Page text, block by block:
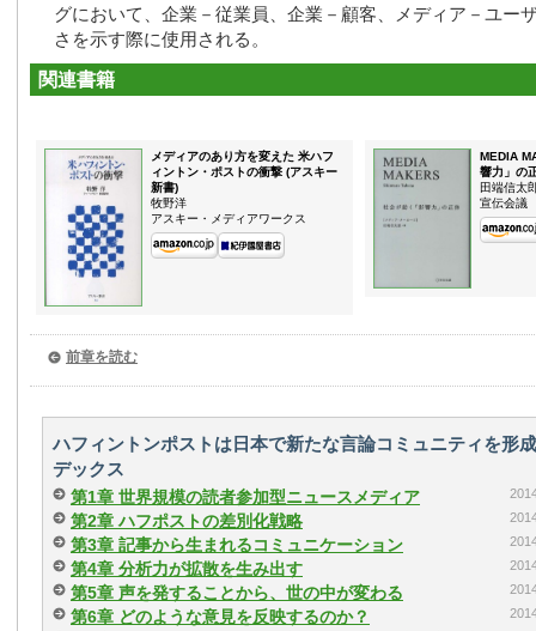
グにおいて、企業－従業員、企業－顧客、メディア－ユー
さを示す際に使用される。
関連書籍
メディアのあり方を変えた 米ハフ
ィントン・ポストの衝撃 (アスキー
新書)
牧野洋
アスキー・メディアワークス
MEDIA
響力」の
田端信太
宣伝会議
前章を読む
ハフィントンポストは日本で新たな言論コミュニティを形
デックス
第1章 世界規模の読者参加型ニュースメディア
第2章 ハフポストの差別化戦略
第3章 記事から生まれるコミュニケーション
第4章 分析力が拡散を生み出す
第5章 声を発することから、世の中が変わる
第6章 どのような意見を反映するのか？